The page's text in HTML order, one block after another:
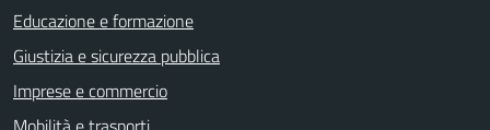
Educazione e formazione
Giustizia e sicurezza pubblica
Imprese e commercio